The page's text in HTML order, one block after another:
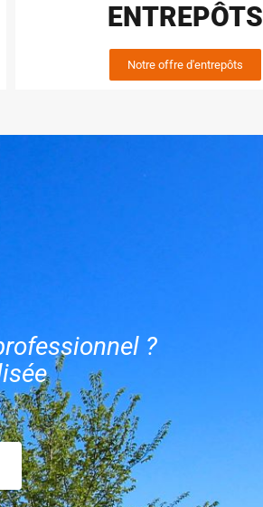
ENTREPÔTS
Notre offre d'entrepôts
?